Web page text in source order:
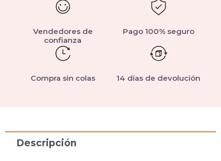
Vendedores de
confianza
Pago 100% seguro
Compra sin colas 14 días de devolución
Descripción